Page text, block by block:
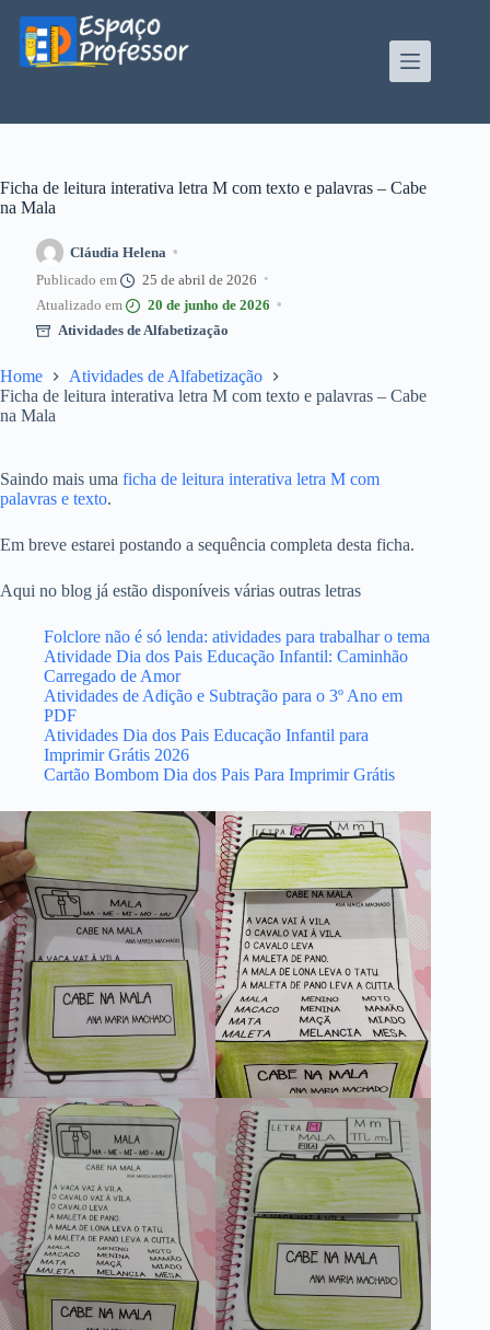
para
conteúdo
Ficha de leitura interativa letra M com texto e palavras – Cabe
na Mala
Cláudia Helena
25 de abril de 2026
20 de junho de 2026
Atividades de Alfabetização
Home
Atividades de Alfabetização
Ficha de leitura interativa letra M com texto e palavras – Cabe
na Mala
Saindo mais uma ficha de leitura interativa letra M com
palavras e texto.
Em breve estarei postando a sequência completa desta ficha.
Aqui no blog já estão disponíveis várias outras letras
Folclore não é só lenda: atividades para trabalhar o tema
Atividade Dia dos Pais Educação Infantil: Caminhão
Carregado de Amor
Atividades de Adição e Subtração para o 3º Ano em
PDF
Atividades Dia dos Pais Educação Infantil para
Imprimir Grátis 2026
Cartão Bombom Dia dos Pais Para Imprimir Grátis